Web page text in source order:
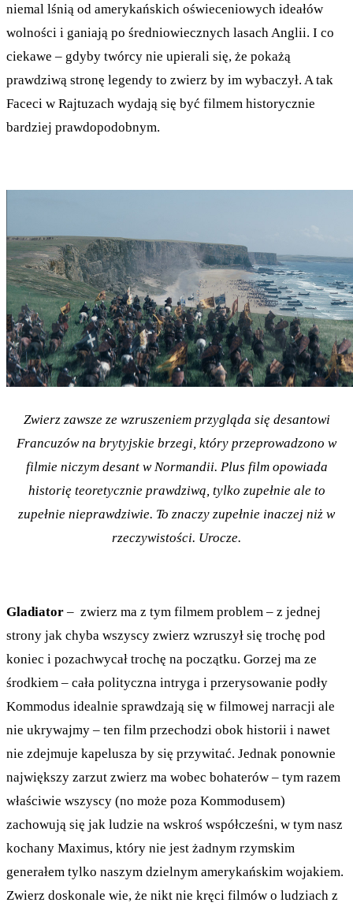
niemal lśnią od amerykańskich oświeceniowych ideałów
wolności i ganiają po średniowiecznych lasach Anglii. I co
ciekawe – gdyby twórcy nie upierali się, że pokażą
prawdziwą stronę legendy to zwierz by im wybaczył. A tak
Faceci w Rajtuzach wydają się być filmem historycznie
bardziej prawdopodobnym.
Zwierz zawsze ze wzruszeniem przygląda się desantowi
Francuzów na brytyjskie brzegi, który przeprowadzono w
filmie niczym desant w Normandii. Plus film opowiada
historię teoretycznie prawdziwą, tylko zupełnie ale to
zupełnie nieprawdziwie. To znaczy zupełnie inaczej niż w
rzeczywistości. Urocze.
Gladiator – zwierz ma z tym filmem problem – z jednej
strony jak chyba wszyscy zwierz wzruszył się trochę pod
koniec i pozachwycał trochę na początku. Gorzej ma ze
środkiem – cała polityczna intryga i przerysowanie podły
Kommodus idealnie sprawdzają się w filmowej narracji ale
nie ukrywajmy – ten film przechodzi obok historii i nawet
nie zdejmuje kapelusza by się przywitać. Jednak ponownie
największy zarzut zwierz ma wobec bohaterów – tym razem
właściwie wszyscy (no może poza Kommodusem)
zachowują się jak ludzie na wskroś współcześni, w tym nasz
kochany Maximus, który nie jest żadnym rzymskim
generałem tylko naszym dzielnym amerykańskim wojakiem.
Zwierz doskonale wie, że nikt nie kręci filmów o ludziach z